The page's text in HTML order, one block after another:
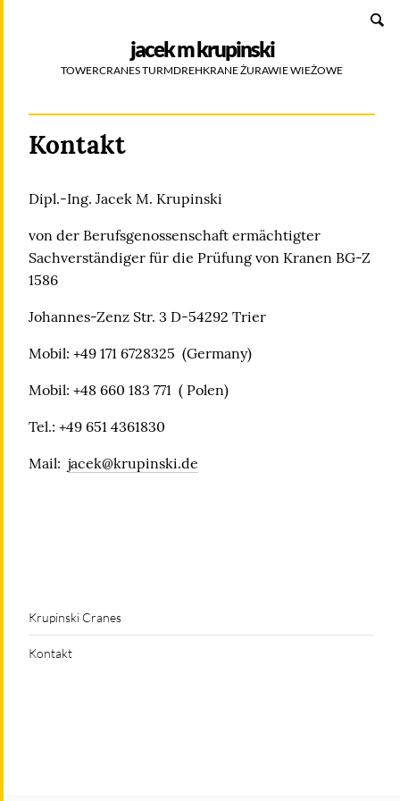
jacek m krupinski
TOWERCRANES TURMDREHKRANE ŻURAWIE WIEŻOWE
Kontakt
Dipl.-Ing. Jacek M. Krupinski
von der Berufsgenossenschaft ermächtigter
Sachverständiger für die Prüfung von Kranen BG-Z
1586
Johannes-Zenz Str. 3 D-54292 Trier
Mobil: +49 171 6728325 (Germany)
Mobil: +48 660 183 771 ( Polen)
Tel.: +49 651 4361830
Mail: jacek@krupinski.de
Krupinski Cranes
Kontakt